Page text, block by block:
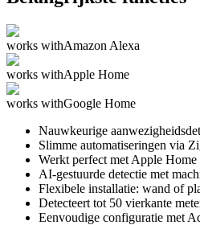
works withAmazon Alexa
works withApple Home
works withGoogle Home
Nauwkeurige
Slimme automatiseringen via
Werkt perfect met Apple Home
AI-gestuurde detectie met
Flexibele installatie: wand of
Detecteert tot 50 vierkante
Eenvoudige configuratie met